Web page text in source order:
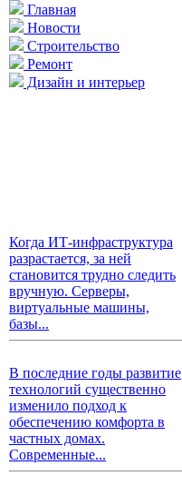
Главная
Новости
Строительство
Ремонт
Дизайн и интерьер
Когда ИТ-инфраструктура
разрастается, за ней
становится трудно следить
вручную. Серверы,
виртуальные машины,
базы...
В последние годы развитие
технологий существенно
изменило подход к
обеспечению комфорта в
частных домах.
Современные...